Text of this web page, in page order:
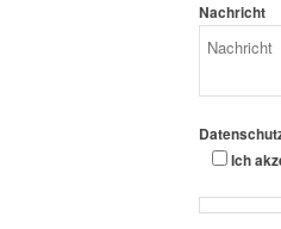
Nachricht
Ich